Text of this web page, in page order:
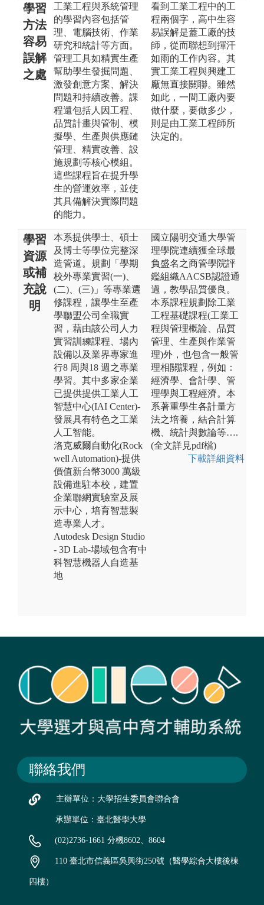
學習
方法
容易
誤解
之處
工業工程與系統管理
的學習內容包括管
理、電腦技術、作業
研究和統計等方面。
管理工具如精實生產
幫助學生發掘問題、
激發創意方案、解決
問題和持續改善。課
程還包括人因工程、
品質計畫與管制、模
擬學、生產與供應鏈
管理、精實改善、設
施規劃等核心模組。
這些課程旨在提升學
生的營運效率，並使
其具備解決實際問題
的能力。
看到工業工程中的工
程兩個字，高中生容
易誤解是蓋工廠的技
師，從而聯想到揮汗
如雨的工作內容。其
實工業工程與興建工
廠無直接關聯。雖然
如此，一間工廠內要
做什麼，要做多少，
則是由工業工程師所
決定的。
學習
資源
或補
充說
明
本系提供學士、碩士
及博士等學位完整深
造管道。規劃「學期
校外專業實習(一)、
(二)、(三)」等專業選
修課程，讓學生至產
學聯盟公司全職實
習，藉由該公司人力
實習訓練課程、場內
設備以及業界專家進
行8 周與18 週之專業
學習。其中多家企業
已提供提供工業人工
智慧中心(IAI Center)-
發展具有特色之工業
人工智能。
洛克威爾自動化(Rock
well Automation)-提供
價值新台幣3000 萬級
設備進駐本校，建置
企業聯網實驗室及展
示中心，培育智慧製
造專業人才。
Autodesk Design Studio
- 3D Lab-場域包含有中
科智慧機器人自造基
地
國立陽明交通大學管
理學院連續獲全球最
負盛名之商管學院評
鑑組織AACSB認證通
過，教學品質優良。
本系課程規劃除工業
工程基礎課程(工業工
程與管理概論、品質
管理、生產與作業管
理)外，也包含一般管
理相關課程，例如：
經濟學、會計學、管
理學與工程經濟。本
系著重學生各計量方
法之培養，結合計算
機、統計與數論等….
(全文詳見pdf檔)
下載詳細資料
聯絡我們
主辦單位：大學招生委員會聯合會
承辦單位：臺北醫學大學
(02)2736-1661 分機8602、8604
110 臺北市信義區吳興街250號（醫學綜合大樓後棟
四樓）